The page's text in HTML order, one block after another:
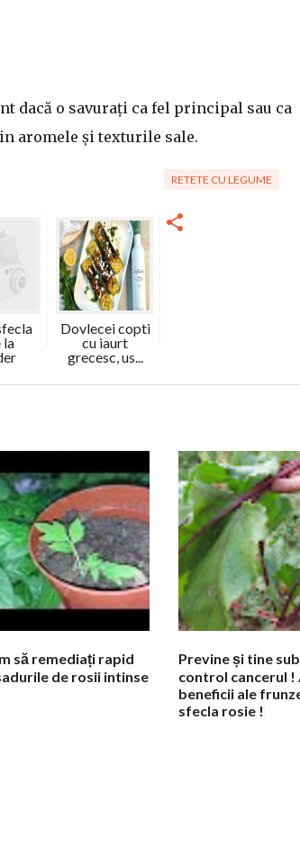
dacă o savurați ca fel principal sau ca
aromele și texturile sale.
la
Dovlecei copti
cu iaurt
grecesc, us...
RETETE CU LEGUME
să remediați rapid
de rosii intinse
Previne și tine sub
control cancerul !
beneficii ale
sfecla rosie !